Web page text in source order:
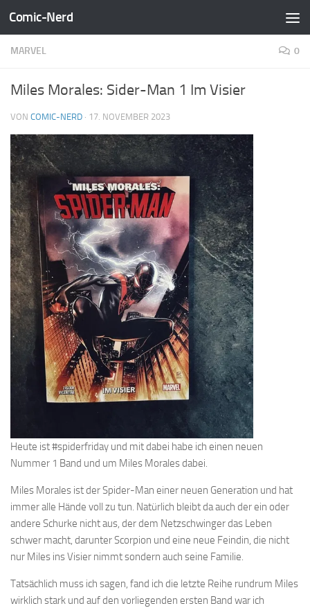
Zum Inhalt springen
Comic-Nerd
MARVEL 0
Miles Morales: Sider-Man 1 Im Visier
VON COMIC-NERD · 17. NOVEMBER 2023
Heute ist #spiderfriday und mit dabei habe ich einen neuen
Nummer 1 Band und um Miles Morales dabei.
Miles Morales ist der Spider-Man einer neuen Generation und hat
immer alle Hände voll zu tun. Natürlich bleibt da auch der ein oder
andere Schurke nicht aus, der dem Netzschwinger das Leben
schwer macht, darunter Scorpion und eine neue Feindin, die nicht
nur Miles ins Visier nimmt sondern auch seine Familie.
Tatsächlich muss ich sagen, fand ich die letzte Reihe rundrum Miles
wirklich stark und auf den vorliegenden ersten Band war ich